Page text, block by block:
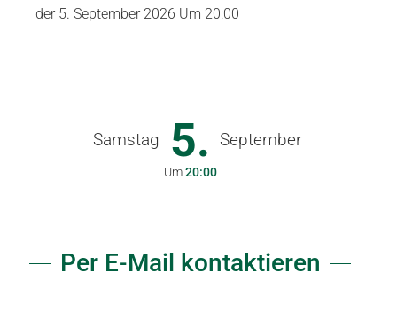
der 5. September 2026 Um 20:00
Samstag 5. September
Um20:00
Per E-Mail kontaktieren